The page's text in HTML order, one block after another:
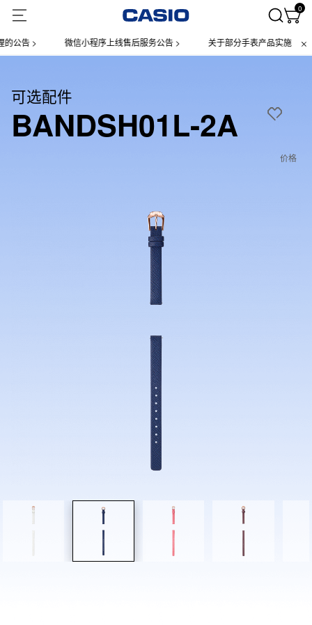
0
告 > 微信小程序上线售后服务公告 > 关于部分手表产品实施【一物
可选配件
BANDSH01L-2A
价格